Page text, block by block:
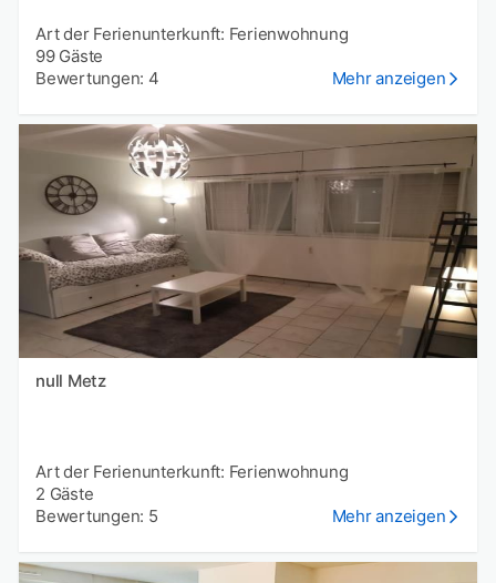
Art der Ferienunterkunft: Ferienwohnung
99 Gäste
Bewertungen: 4
Mehr anzeigen
null Metz
Art der Ferienunterkunft: Ferienwohnung
2 Gäste
Bewertungen: 5
Mehr anzeigen